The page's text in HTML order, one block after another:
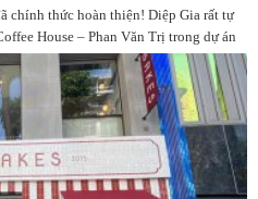
chính thức hoàn thiện! Diệp Gia rất tự
House – Phan Văn Trị trong dự án